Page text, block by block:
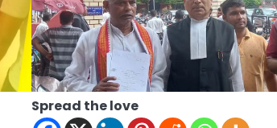
Spread the love